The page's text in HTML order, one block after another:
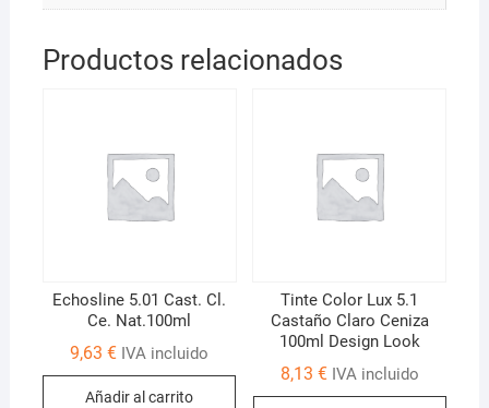
Productos relacionados
Echosline 5.01 Cast. Cl.
Ce. Nat.100ml
9,63€ IVA incluido
Añadir al carrito
Tinte Color Lux 5.1
Castaño Claro Ceniza
100ml Design Look
8,13 € IVA incluido